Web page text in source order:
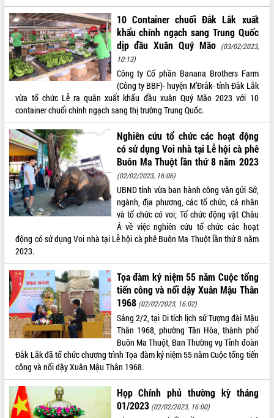
Xã Ea Kar bước chuyển mình trong
công tác cải cách hành chính mô hình
mới
UBND tỉnh họp báo định kỳ tháng 4
năm 2026
Hội thảo khoa học “Giải pháp thúc đẩy
Đắk Lắk”
Tăng cường giám sát, đôn đốc thực
hiện nhiệm vụ quản lý tài sản công
hàng tuần
Tháo gỡ những vướng mắc, đẩy mạnh
công tác cải cách thủ tục hành chính
tại Trung tâm Phục vụ hành chính
công tỉnh
Đắk Lắk: Tôn vinh 46 giải pháp tại Hội
thi Sáng tạo Kỹ thuật 2024 - 2025
Đắk Lắk rà soát, điều chỉnh Đề án 190
về phát triển nuôi trồng thủy sản
Phó Chủ tịch UBND tỉnh Đắk Lắk
Trương Công Thái kiểm tra thực địa
Dự án cao tốc Khánh Hòa - Buôn Ma
Thuột
Định vị cà phê Việt Nam như một “di
sản sống” trong dòng chảy toàn cầu
Xây dựng nông thôn mới: Nâng cao đời
sống người dân từ những mô hình thiết
thực
Quyết liệt tháo gỡ vướng mắc, đẩy
nhanh tiến độ các dự án trọng điểm
trong Khu kinh tế Nam Phú Yên
10 Container chuối Đắk Lắk xuất
khẩu chính ngạch sang Trung Quốc
dịp đầu Xuân Quý Mão (03/02/2023,
10:13)
Công ty Cổ phần Banana Brothers Farm
(Công ty BBF)- huyện M’Đrắk- tỉnh Đắk Lắk
vừa tổ chức Lễ ra quân xuất khẩu đầu xuân Quý Mão 2023 với 10
container chuối chính ngạch sang thị trường Trung Quốc.
Nghiên cứu tổ chức các hoạt động
có sử dụng Voi nhà tại Lễ hội cà phê
Buôn Ma Thuột lần thứ 8 năm 2023
(02/02/2023, 16:06)
UBND tỉnh vừa ban hành công văn gửi Sở,
ngành, địa phương, các tổ chức, cá nhân
và tổ chức có voi; Tổ chức động vật Châu
Á về việc nghiên cứu tổ chức các hoạt
động có sử dụng Voi nhà tại Lễ hội cà phê Buôn Ma Thuột lần thứ 8 năm
2023.
Tọa đàm kỷ niệm 55 năm Cuộc tổng
tiến công và nổi dậy Xuân Mậu Thân
1968 (02/02/2023, 16:02)
Sáng 2/2, tại Di tích lịch sử Tượng đài Mậu
Thân 1968, phường Tân Hòa, thành phố
Buôn Ma Thuột, Ban Thường vụ Tỉnh đoàn
Đắk Lắk đã tổ chức chương trình Tọa đàm kỷ niệm 55 năm Cuộc tổng tiến
công và nổi dậy Xuân Mậu Thân 1968.
Họp Chính phủ thường kỳ tháng
01/2023 (02/02/2023, 16:00)